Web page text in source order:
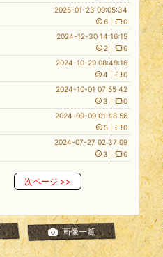
2025-01-23 09:05:34
6
0
2024-12-30 14:16:15
2
0
2024-10-29 08:49:16
4
0
2024-10-01 07:55:42
3
0
2024-09-09 01:48:56
5
0
2024-07-27 02:37:09
3
0
次ページ >>
画像一覧